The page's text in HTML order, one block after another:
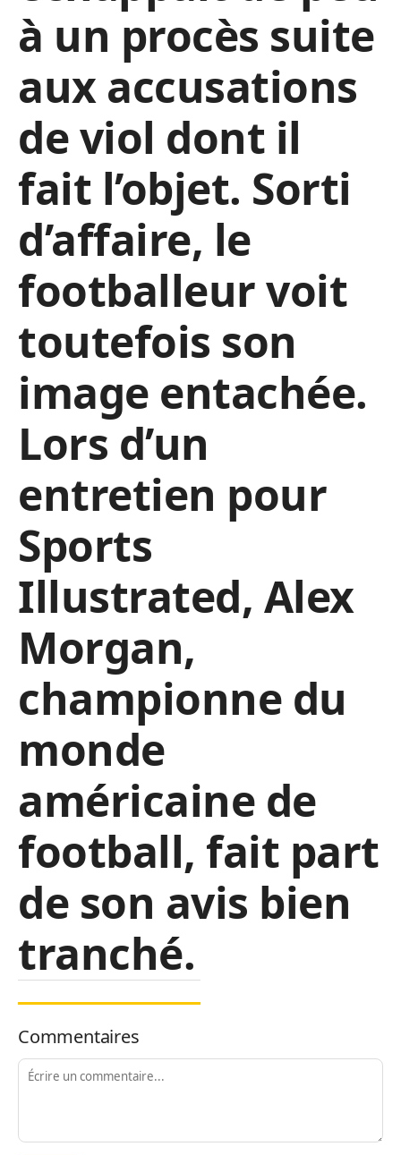
à un procès suite
aux accusations
de viol dont il
fait l’objet. Sorti
d’affaire, le
footballeur voit
toutefois son
image entachée.
Lors d’un
entretien pour
Sports
Illustrated, Alex
Morgan,
championne du
monde
américaine de
football, fait part
de son avis bien
tranché.
Commentaires